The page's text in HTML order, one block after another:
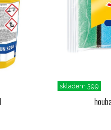
skladem 399